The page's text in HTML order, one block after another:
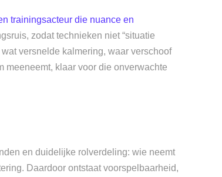
trainingsacteur die nuance en
zodat technieken niet “situatie
versnelde kalmering, waar verschoof
meeneemt, klaar voor die onverwachte
en duidelijke rolverdeling: wie neemt
Daardoor ontstaat voorspelbaarheid,